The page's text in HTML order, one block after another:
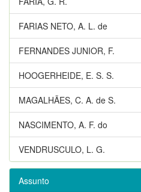
FARIAS NETO, A. L. de
FERNANDES JUNIOR, F.
HOOGERHEIDE, E. S. S.
MAGALHÃES, C. A. de S.
NASCIMENTO, A. F. do
VENDRUSCULO, L. G.
Assunto